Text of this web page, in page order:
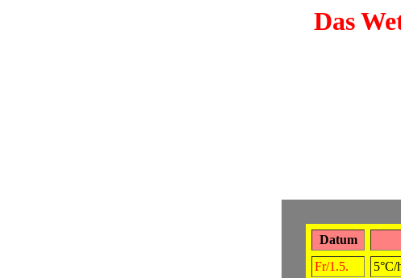
Das
Datum
Fr/1.5.
5°C/